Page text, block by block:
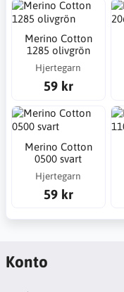
Merino Cotton
1285 olivgrön
Hjertegarn
59 kr
Merino Cotton
0500 svart
Hjertegarn
59 kr
Konto